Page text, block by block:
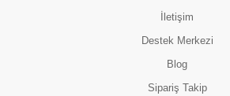
İletişim
Destek Merkezi
Blog
Sipariş Takip